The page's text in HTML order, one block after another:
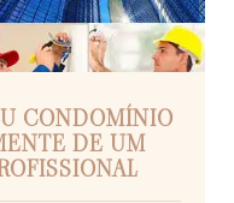
CONDOMÍNIO
DE UM